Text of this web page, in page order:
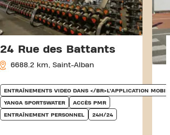
24 Rue des Battants
6688.2 km, Saint-Alban
ENTRAÎNEMENTS VIDEO DANS </BR>L’APPLICATION MOBILE
YANGA SPORTSWATER ACCÈS PMR
ENTRAÎNEMENT PERSONNEL 24H/24